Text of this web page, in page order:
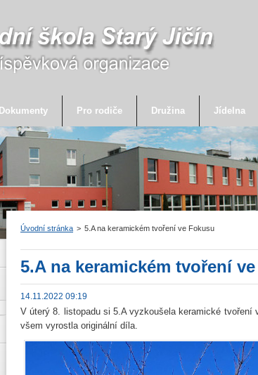
Úvodní stránka > 5.A na keramickém tvoření ve Fokusu
5.A na keramickém tvoření
14.11.2022 09:19
V úterý 8. listopadu si 5.A vyzkoušela keramické
všem vyrostla originální díla.
Dokumenty Pro rodiče Družina Jídelna